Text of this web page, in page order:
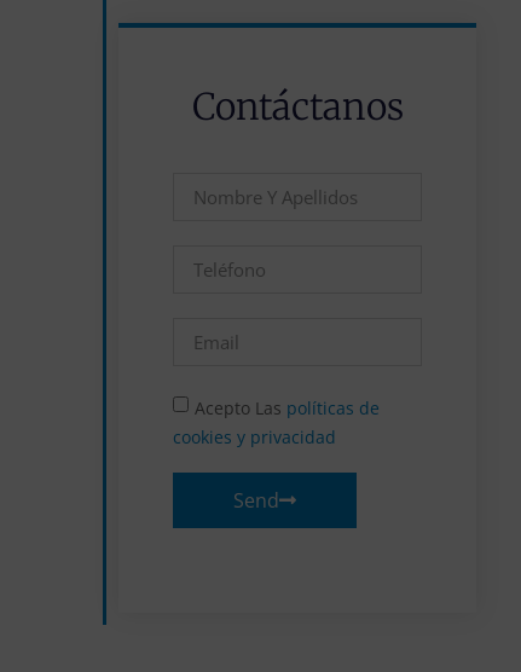
Contáctanos
Acepto Las políticas de
cookies y privacidad
Send